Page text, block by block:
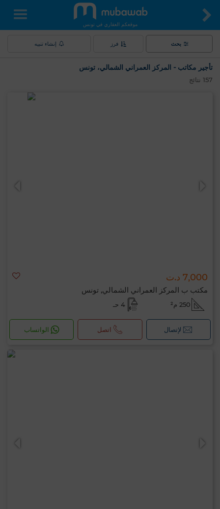
موقعكم العقاري في تونس
بحث فرز إنشاء تنبيه
تأجير مكاتب - المركز العمراني الشمالي، تونس
157 نتائج
7,000 د.ت
مكتب ب المركز العمراني الشمالي, تونس
250 م² 4 حـ
لإتصال اتصل الواتساب